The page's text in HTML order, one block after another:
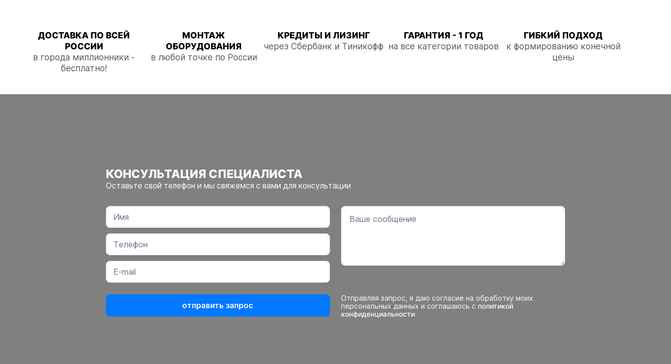
ДОСТАВКА ПО ВСЕЙ
РОССИИ
в города миллионники -
бесплатно!
МОНТАЖ
ОБОРУДОВАНИЯ
в любой точке по России
КРЕДИТЫ И ЛИЗИНГ
через Сбербанк и Тиникофф
ГАРАНТИЯ - 1 ГОД
на все категории товаров
ГИБКИЙ ПОДХОД
к формированию конечной
цены
КОНСУЛЬТАЦИЯ СПЕЦИАЛИСТА
Оставьте свой телефон и мы свяжемся с вами для консультации
отправить запрос
Отправляя запрос, я даю согласие на обработку моих
персональных данных и соглашаюсь с политикой
конфиденциальности